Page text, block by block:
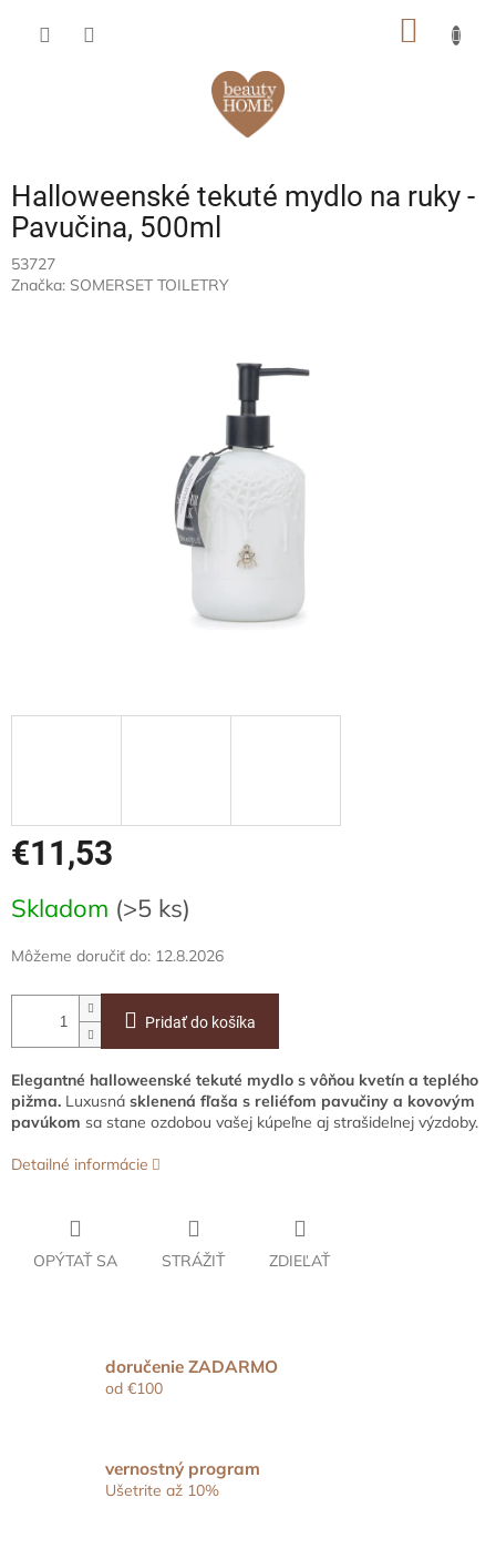
Halloweenské tekuté mydlo na ruky -
Pavučina, 500ml
53727
Značka: SOMERSET TOILETRY
€11,53
cena:
Skladom (>5 ks)
Môžeme doručiť do: 12.8.2026
Pridať do košíka
Elegantné halloweenské tekuté mydlo s vôňou kvetín a teplého
pižma. Luxusná sklenená fľaša s reliéfom pavučiny a kovovým
pavúkom sa stane ozdobou vašej kúpeľne aj strašidelnej výzdoby.
Detailné informácie
OPÝTAŤ SA STRÁŽIŤ ZDIEĽAŤ
doručenie ZADARMO
od €100
vernostný program
Ušetrite až 10%